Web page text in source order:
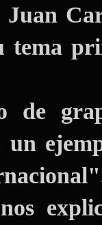
Juan
tema
de
un